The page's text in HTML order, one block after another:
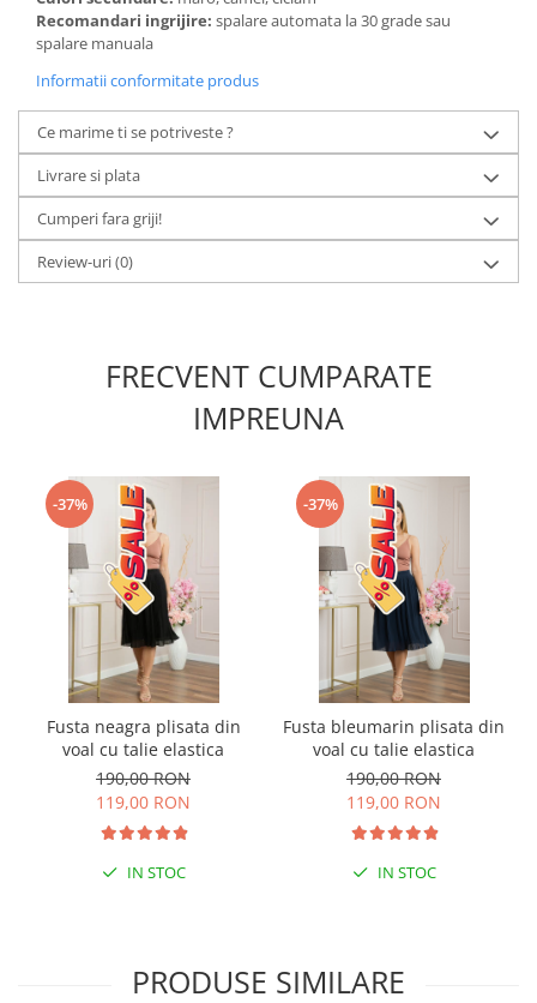
Recomandari ingrijire: spalare automata la 30 grade sau
spalare manuala
Informatii conformitate produs
Ce marime ti se potriveste ?
Livrare si plata
Cumperi fara griji!
Review-uri(0)
FRECVENT CUMPARATE
IMPREUNA
-37%
Fusta neagra plisata din
voal cu talie elastica
190,00 RON
119,00 RON
IN STOC
-37%
Fusta bleumarin plisata din
voal cu talie elastica
190,00 RON
119,00 RON
IN STOC
PRODUSE SIMILARE